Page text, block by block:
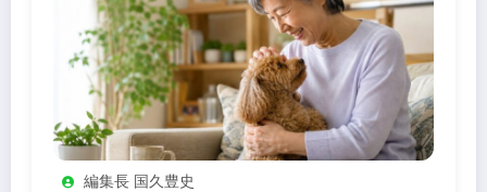
編集長 国久豊史